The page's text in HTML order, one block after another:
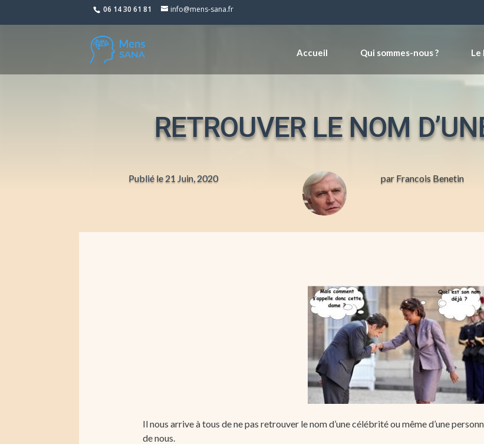
06 14 30 61 81 info@mens-sana.fr
Accueil Qui sommes-nous ? Le
RETROUVER LE NOM
Publié le 21 Juin, 2020 par Francois Benetin
Il nous arrive à tous de ne pas retrouver le nom d’une célébrité ou même d’une
de nous.